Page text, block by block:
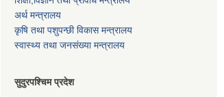
अर्थ मन्त्रालय
कृषि तथा पशुपन्छी विकास मन्त्रालय
स्वास्थ्य तथा जनसंख्या मन्त्रालय
सुदुरपश्चिम प्रदेश